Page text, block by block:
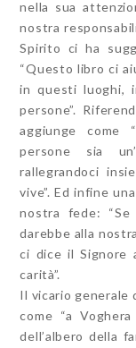
nella sua
nostra
Spirito ci ha
“Questo libro ci
in questi luoghi,
persone”.
aggiunge come
persone sia
rallegrandoci
vive”. Ed infine
nostra fede:
darebbe alla
ci dice il Signore
carità”.
Il vicario generale
come “a
dell’albero della